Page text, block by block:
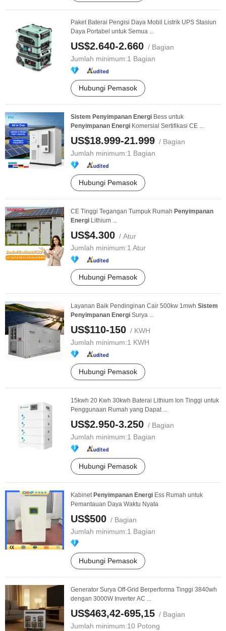
Paket Baterai Pengisi Daya Mobil Listrik UPS Stasiun
Daya Portabel untuk Semua ...
US$2.640-2.660 / Bagian
Jumlah minimum:1 Bagian
Hubungi Pemasok
Sistem Penyimpanan Energi Bess untuk
Penyimpanan Energi Komersial Sertifikasi CE ...
US$18.999-21.999 / Bagian
Jumlah minimum:1 Bagian
Hubungi Pemasok
CE Tinggi Tegangan Tumpuk Rumah Penyimpanan
Energi Lithium ...
US$4.300 / Atur
Jumlah minimum:1 Atur
Hubungi Pemasok
Layanan Baik Pendinginan Cair 500kw 1mwh Sistem
Penyimpanan Energi Surya ...
US$110-150 / KWH
Jumlah minimum:1 KWH
Hubungi Pemasok
15kwh 20 Kwh 30kwh Baterai Lithium Ion Tinggi untuk
Penggunaan Rumah yang Dapat ...
US$2.950-3.250 / Bagian
Jumlah minimum:1 Bagian
Hubungi Pemasok
Kabinet Penyimpanan Energi Ess Rumah untuk
Pemantauan Daya Waktu Nyata
US$500 / Bagian
Jumlah minimum:1 Bagian
Hubungi Pemasok
Generator Surya Off-Grid Berperforma Tinggi 3840wh
dengan 3000W Inverter AC ...
US$463,42-695,15 / Bagian
Jumlah minimum:10 Potong